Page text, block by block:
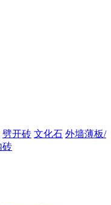
劈开砖 文化石 外墙薄板/
砖